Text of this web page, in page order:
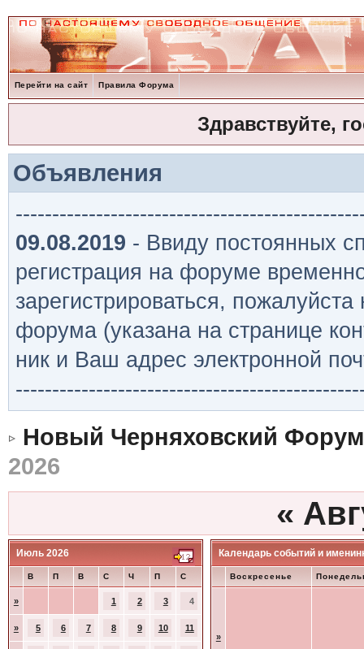
Перейти на сайт Правила Форума
Здравствуйте,
Объявления
09.08.2019 - Ввиду постоянных
регистрация на форуме
зарегистрироваться,
форума (указана на странице
ник и Ваш адрес электронной
Новый Черняховский Форум
2026
«
Июль 2026
В П В С Ч П С
» 1 2 3 4
» 5 6 7 8 9 10 11
Календарь событий и
Воскресенье
»